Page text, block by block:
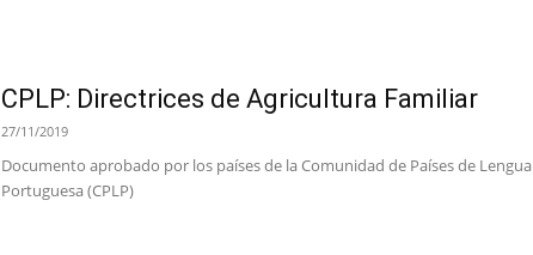
CPLP: Directrices de Agricultura Familiar
27/11/2019
Documento aprobado por los países de la Comunidad de Países de Lengua
Portuguesa (CPLP)